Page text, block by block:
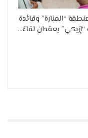
“المنارة” وقائدة
يعقدان لقاءً…